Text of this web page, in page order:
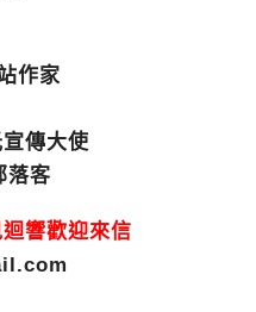
作家
傳大使
落客
響歡迎來信